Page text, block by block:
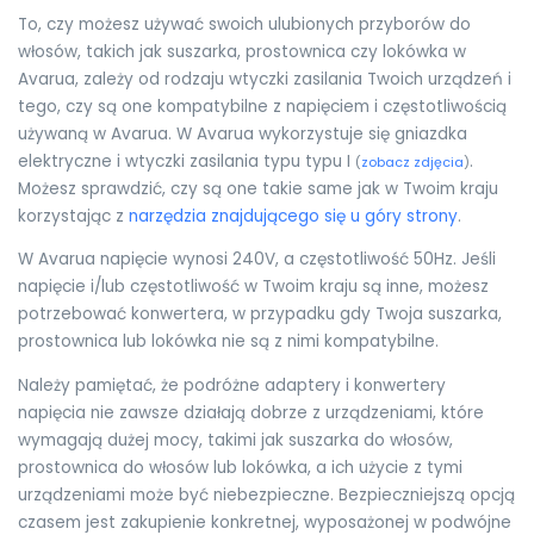
To, czy możesz używać swoich ulubionych przyborów do
włosów, takich jak suszarka, prostownica czy lokówka w
Avarua, zależy od rodzaju wtyczki zasilania Twoich urządzeń i
tego, czy są one kompatybilne z napięciem i częstotliwością
używaną w Avarua. W Avarua wykorzystuje się gniazdka
elektryczne i wtyczki zasilania typu typu I (zobacz zdjęcia).
Możesz sprawdzić, czy są one takie same jak w Twoim kraju
korzystając z narzędzia znajdującego się u góry strony.
W Avarua napięcie wynosi 240V, a częstotliwość 50Hz. Jeśli
napięcie i/lub częstotliwość w Twoim kraju są inne, możesz
potrzebować konwertera, w przypadku gdy Twoja suszarka,
prostownica lub lokówka nie są z nimi kompatybilne.
Należy pamiętać, że podróżne adaptery i konwertery
napięcia nie zawsze działają dobrze z urządzeniami, które
wymagają dużej mocy, takimi jak suszarka do włosów,
prostownica do włosów lub lokówka, a ich użycie z tymi
urządzeniami może być niebezpieczne. Bezpieczniejszą opcją
czasem jest zakupienie konkretnej, wyposażonej w podwójne